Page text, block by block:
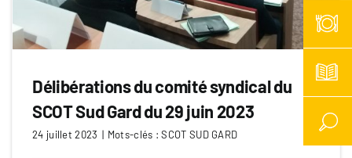
Délibérations du comité syndical du
SCOT Sud Gard du 29 juin 2023
24 juillet 2023 | Mots-clés :SCOT SUD GARD